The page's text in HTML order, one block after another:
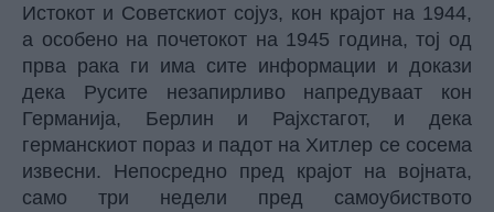
Истокот и Советскиот сојуз, кон крајот на 1944,
а особено на почетокот на 1945 година, тој од
прва рака ги има сите информации и докази
дека Русите незапирливо напредуваат кон
Германија, Берлин и Рајхстагот, и дека
германскиот пораз и падот на Хитлер се сосема
извесни. Непосредно пред крајот на војната,
само три недели пред самоубиството